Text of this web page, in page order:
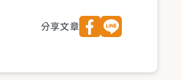
分享文章